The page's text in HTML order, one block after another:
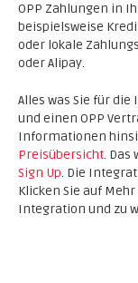
OPP Zahlungen in
beispielsweise
oder lokale
oder Alipay.
Alles was Sie für
und einen OPP
Informationen
Preisübersicht. Das
Sign Up. Die
Klicken Sie auf
Integration und zu